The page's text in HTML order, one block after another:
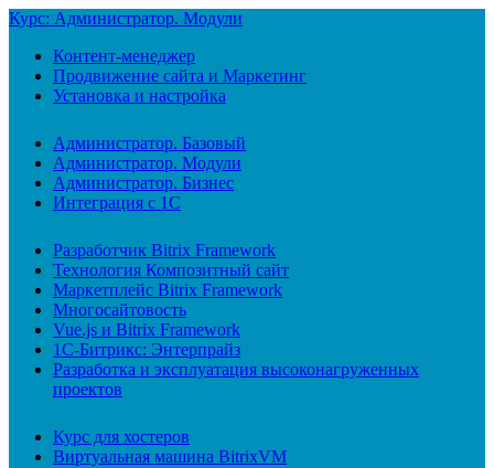
Курс: Администратор. Модули
Контент-менеджер
Продвижение сайта и Маркетинг
Установка и настройка
Администратор. Базовый
Администратор. Модули
Администратор. Бизнес
Интеграция с 1С
Разработчик Bitrix Framework
Технология Композитный сайт
Маркетплейс Bitrix Framework
Многосайтовость
Vue.js и Bitrix Framework
1С-Битрикс: Энтерпрайз
Разработка и эксплуатация высоконагруженных
проектов
Курс для хостеров
Виртуальная машина BitrixVM